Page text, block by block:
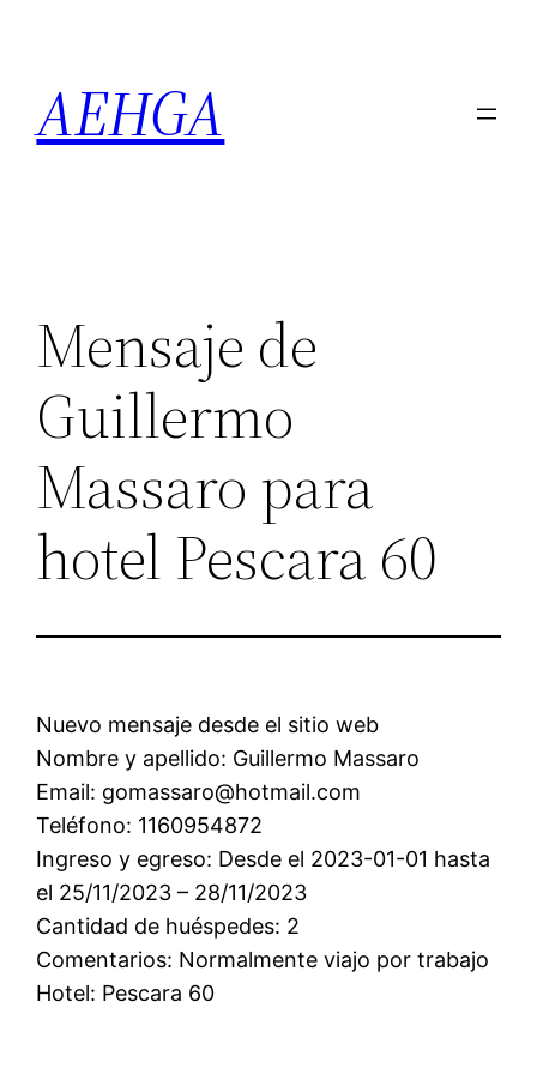
contenido
AEHGA
Mensaje de
Guillermo
Massaro para
hotel Pescara 60
Nuevo mensaje desde el sitio web
Nombre y apellido: Guillermo Massaro
Email: gomassaro@hotmail.com
Teléfono: 1160954872
Ingreso y egreso: Desde el 2023-01-01 hasta
el 25/11/2023 – 28/11/2023
Cantidad de huéspedes: 2
Comentarios: Normalmente viajo por trabajo
Hotel: Pescara 60